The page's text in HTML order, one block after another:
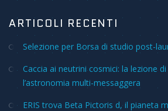
ARTICOLI RECENTI
Selezione per Borsa di studio post-
Caccia ai neutrini cosmici: la lezione
l’astronomia multi-messaggera
ERIS trova Beta Pictoris d, il pianeta